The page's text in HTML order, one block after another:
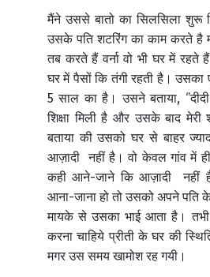
मैंने उससे बातो का सिलसिला शुरू
उसके पति शटरिंग का काम करते है
तब करते हैं वर्ना वो भी घर में
घर में पैसों कि तंगी रहती है। उसका
5 साल का है। उसने बताया,
शिक्षा मिली है और उसके बाद मेरी
बताया की उसको घर से बाहर
आज़ादी नहीं है। वो केवल गांव में
कही आने-जाने कि आज़ादी नहीं
आना-जाना हो तो उसको अपने पति के
मायके से उसका भाई आता है।
करना चाहिये प्रीती के घर की
मगर उस समय खामोश रह गयी।